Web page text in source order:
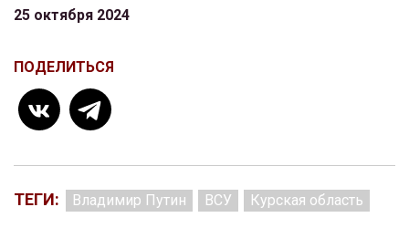
25 октября 2024
ПОДЕЛИТЬСЯ
ТЕГИ: Владимир Путин ВСУ Курская область